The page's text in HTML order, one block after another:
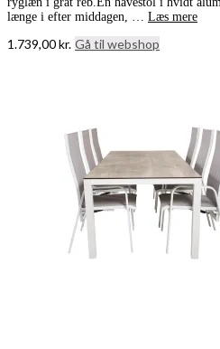
længe i efter middagen, … Læs mere
1.739,00kr. Gå til webshop